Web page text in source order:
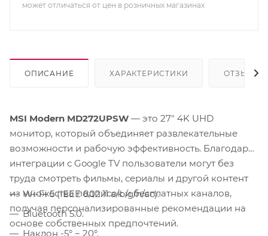
может отличаться от цен в розничных магазинах
ОПИСАНИЕ ХАРАКТЕРИСТИКИ ОТЗЫВЫ
MSI Modern MD272UPSW — это 27" 4K UHD
монитор, который объединяет развлекательные
возможности и рабочую эффективность. Благодаря
интеграции с Google TV пользователи могут без
труда смотреть фильмы, сериалы и другой контент
из множества подписок и бесплатных каналов,
получая персонализированные рекомендации на
основе собственных предпочтений.
Wi-Fi 5 (IEEE 802.11 a/b/g/n/ac).
Bluetooth 5.0.
Наклон -5° ~ 20°.